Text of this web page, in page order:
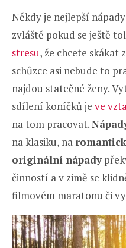
Někdy je nejlepší
zvláště pokud se ještě
stresu, že chcete skákat
schůzce asi nebude to
najdou statečné ženy.
sdílení koníčků je ve
na tom pracovat.
na klasiku, na
originální nápady
činností a v zimě se
filmovém maratonu či